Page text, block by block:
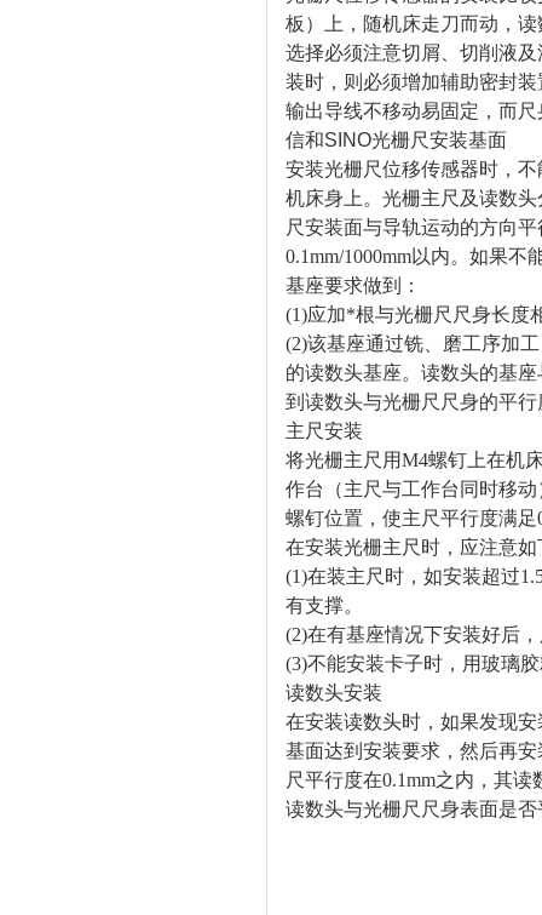
板）上，随机床走刀而动，
选择必须注意切屑、切削液
装时，则必须增加辅助密封
输出导线不移动易固定，而
信和SINO光栅尺安装基面
安装光栅尺位移传感器时，
机床身上。光栅主尺及读数
尺安装面与导轨运动的方向
0.1mm/1000mm以内。如果不
基座要求做到：
(1)应加*根与光栅尺尺身长度
(2)该基座通过铣、磨工序加
的读数头基座。读数头的基
到读数头与光栅尺尺身的平行
主尺安装
将光栅主尺用M4螺钉上在机
作台（主尺与工作台同时移
螺钉位置，使主尺平行度满足
在安装光栅主尺时，应注意如
(1)在装主尺时，如安装超过
有支撑。
(2)在有基座情况下安装好后
(3)不能安装卡子时，用玻璃
读数头安装
在安装读数头时，如果发现
基面达到安装要求，然后再
尺平行度在0.1mm之内，其读
读数头与光栅尺尺身表面是